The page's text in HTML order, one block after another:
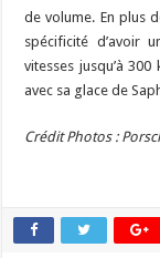
de volume. En plus
spécificité d’avoir
vitesses jusqu’à
avec sa glace de
Crédit Photos :